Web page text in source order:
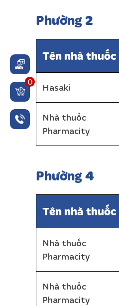
Phường 2
Tên nhà thuốc
Hasaki
Nhà thuốc
Pharmacity
Phường 4
Tên nhà thuốc
Nhà thuốc
Pharmacity
Nhà thuốc
Pharmacity
0